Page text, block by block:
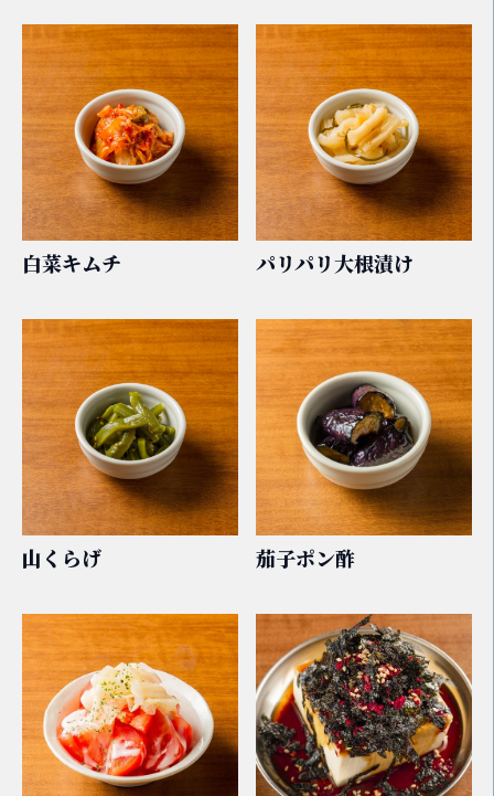
白菜キムチ パリパリ大根漬け
山くらげ 茄子ポン酢